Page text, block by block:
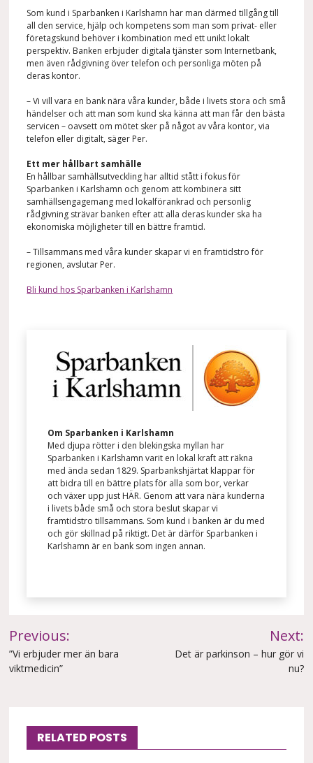
Som kund i Sparbanken i Karlshamn har man därmed tillgång till
all den service, hjälp och kompetens som man som privat- eller
företagskund behöver i kombination med ett unikt lokalt
perspektiv. Banken erbjuder digitala tjänster som Internetbank,
men även rådgivning över telefon och personliga möten på
deras kontor.
– Vi vill vara en bank nära våra kunder, både i livets stora och små
händelser och att man som kund ska känna att man får den bästa
servicen – oavsett om mötet sker på något av våra kontor, via
telefon eller digitalt, säger Per.
Ett mer hållbart samhälle
En hållbar samhällsutveckling har alltid stått i fokus för
Sparbanken i Karlshamn och genom att kombinera sitt
samhällsengagemang med lokalförankrad och personlig
rådgivning strävar banken efter att alla deras kunder ska ha
ekonomiska möjligheter till en bättre framtid.
– Tillsammans med våra kunder skapar vi en framtidstro för
regionen, avslutar Per.
Bli kund hos Sparbanken i Karlshamn
Om Sparbanken i Karlshamn
Med djupa rötter i den blekingska myllan har
Sparbanken i Karlshamn varit en lokal kraft att räkna
med ända sedan 1829. Sparbankshjärtat klappar för
att bidra till en bättre plats för alla som bor, verkar
och växer upp just HÄR. Genom att vara nära kunderna
i livets både små och stora beslut skapar vi
framtidstro tillsammans. Som kund i banken är du med
och gör skillnad på riktigt. Det är därför Sparbanken i
Karlshamn är en bank som ingen annan.
Inläggsnavigering
Previous:
”Vi erbjuder mer än bara
viktmedicin”
Next:
Det är parkinson – hur gör vi
nu?
RELATED POSTS